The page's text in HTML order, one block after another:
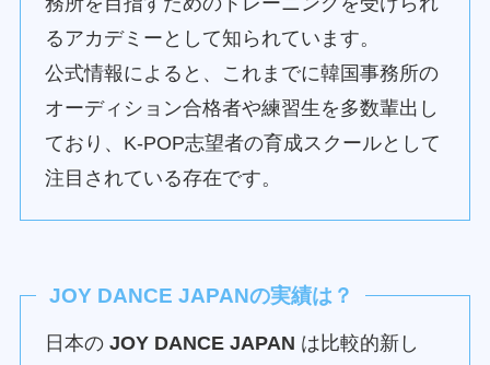
るアカデミーとして知られています。
公式情報によると、これまでに韓国事務所の
オーディション合格者や練習生を多数輩出し
ており、K-POP志望者の育成スクールとして
注目されている存在です。
JOY DANCE JAPANの実績は？
日本のJOY DANCE JAPAN は比較的新し